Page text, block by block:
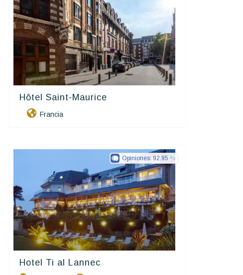
Hôtel Saint-Maurice
Francia
Charme Et Caractère Luxury
Hotel Ti al Lannec
Opiniones: 92.95